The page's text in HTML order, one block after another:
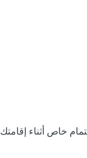
خاص أثناء إقامتك